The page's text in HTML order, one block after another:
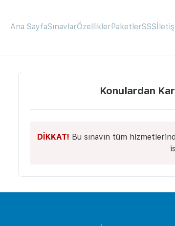
Ana SayfaSınavlarÖzelliklerPaketlerSSS
Konulardan
DİKKAT! Bu sınavın tüm